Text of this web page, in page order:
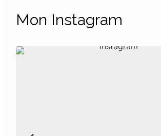
Mon Instagram